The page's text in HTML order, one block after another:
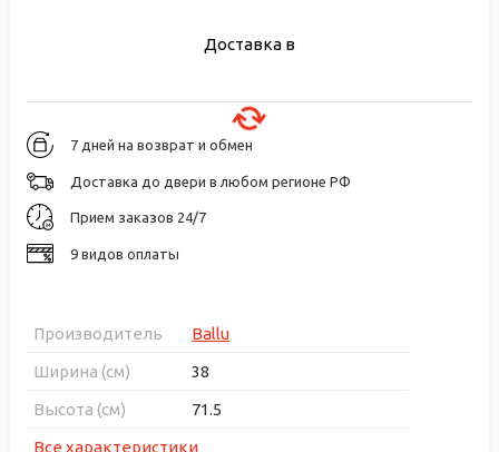
Доставка в
7 дней на возврат и обмен
Доставка до двери в любом регионе РФ
Прием заказов 24/7
9 видов оплаты
Производитель
Ballu
Ширина (см)
38
Высота (см)
71.5
Все характеристики